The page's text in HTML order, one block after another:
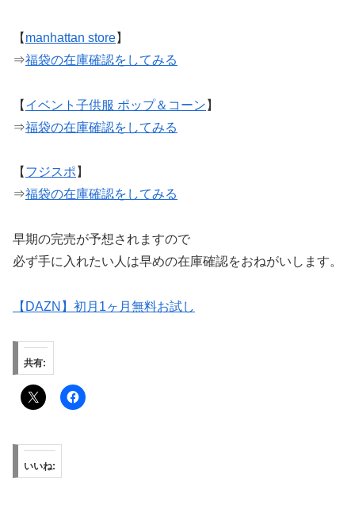
【 manhattan store】
⇒福袋の在庫確認をしてみる
【 イベント子供服 ポップ＆コーン 】
⇒福袋の在庫確認をしてみる
【 フジスポ 】
⇒福袋の在庫確認をしてみる
早期の完売が予想されますので
必ず手に入れたい人は早めの在庫確認をおねがいします。
【DAZN】初月1ヶ月無料お試し
共有:
いいね: